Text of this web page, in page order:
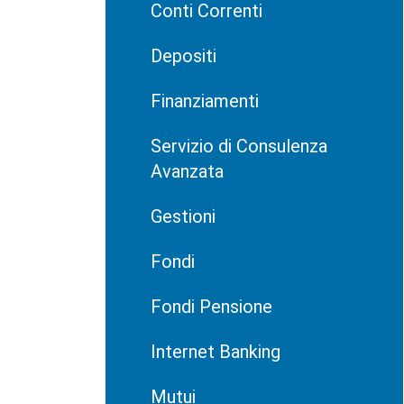
Conti Correnti
Depositi
Finanziamenti
Servizio di Consulenza
Avanzata
Gestioni
Fondi
Fondi Pensione
Internet Banking
Mutui